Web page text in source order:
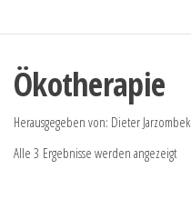
Ökotherapie
Herausgegeben von: Dieter Jarzombek
Alle 3 Ergebnisse werden angezeigt